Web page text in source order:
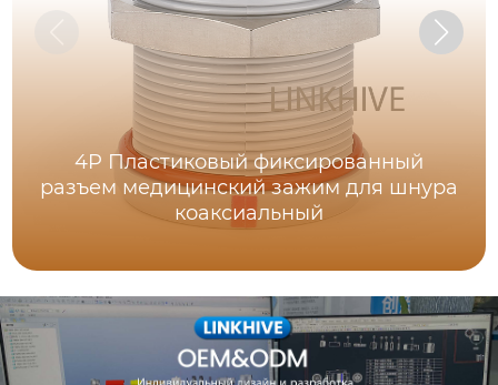
4P Пластиковый фиксированный
разъем медицинский зажим для шнура
коаксиальный